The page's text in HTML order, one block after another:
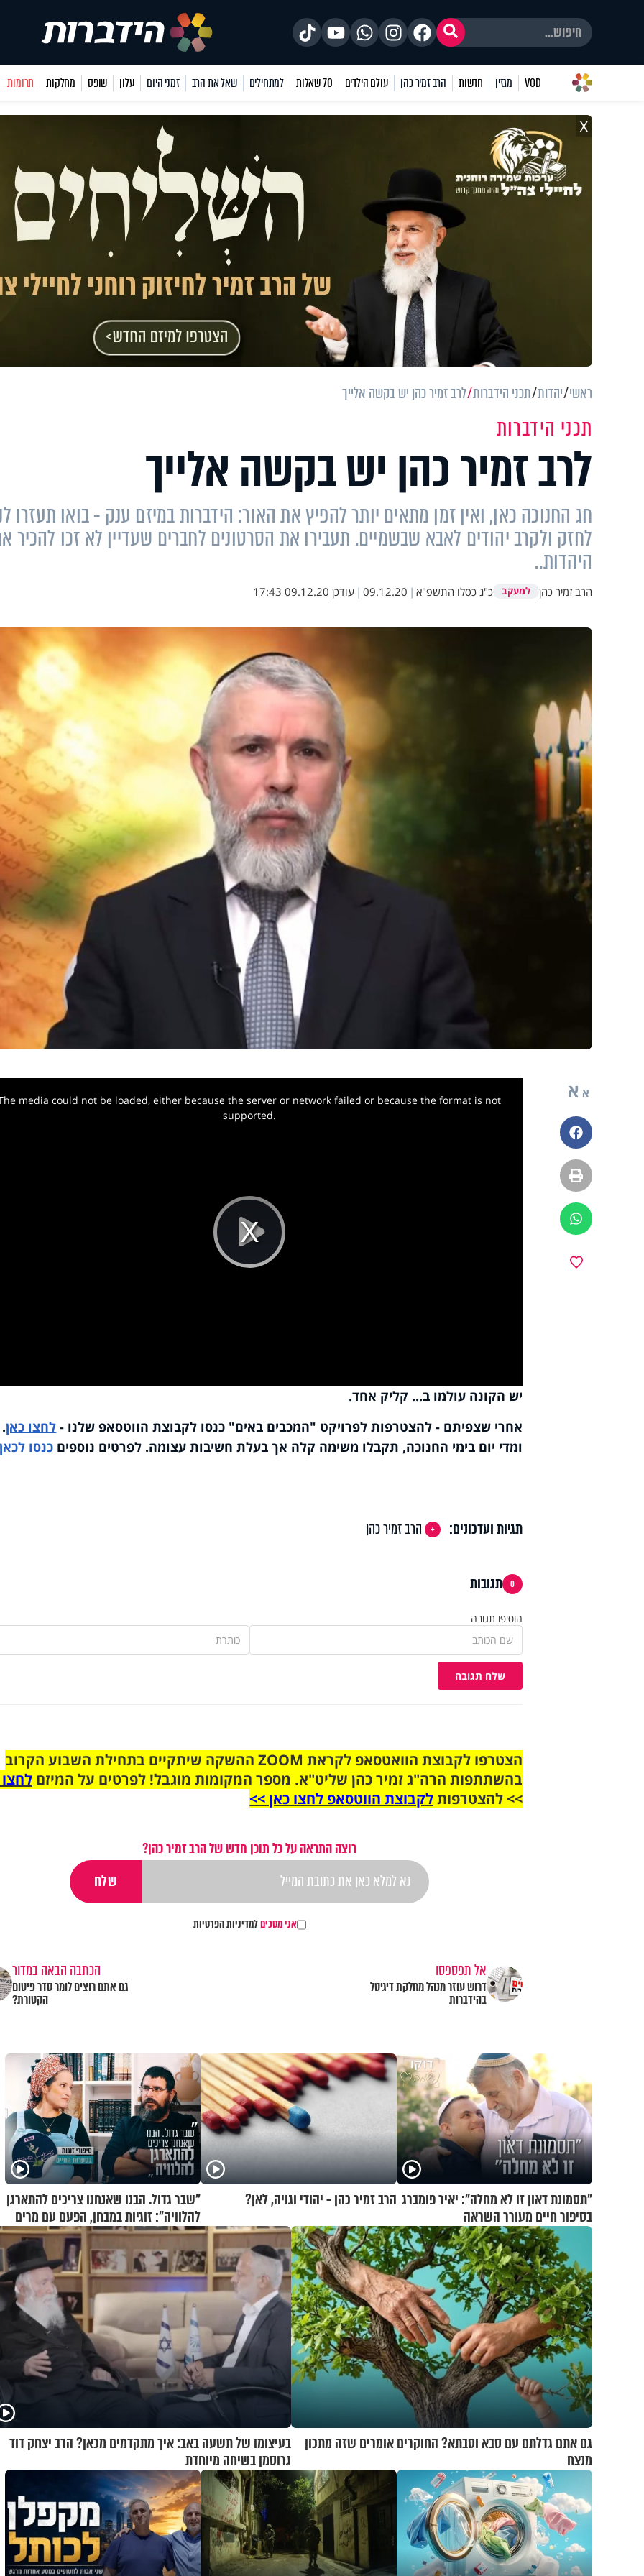
VOD מגזין חדשות הרב זמיר כהן עולם הילדים 70 שאלות למתחילים שאל את הרב זמני היום עלון שופס מחלקות תרומות
X
ראשי יהדות תכני הידברות לרב זמיר כהן יש בקשה אלייך
תכני הידברות
לרב זמיר כהן יש בקשה אלייך
חג החנוכה כאן, ואין זמן מתאים יותר להפיץ את האור: הידברות במיזם ענק - בואו תעזרו
לחזק ולקרב יהודים לאבא שבשמיים. תעבירו את הסרטונים לחברים שעדיין לא זכו להכיר
היהדות..
הרב זמיר כהן למעקב כ"ג כסלו התשפ"א |
09.12.20
| עודכן 09.12.20 17:43
א א
פייסבוק
הדפסה
ווטסאפ
Play
media could not be loaded, either because the server or network failed or because the format is not
supported.
יש הקונה עולמו ב... קליק אחד.
אחרי שצפיתם - להצטרפות לפרויקט "המכבים באים" כנסו לקבוצת הווטסאפ שלנו - לחצו כאן.
ומדי יום בימי החנוכה, תקבלו משימה קלה אך בעלת חשיבות עצומה. לפרטים נוספים כנסו לכאן
תגיות ועדכונים: הרב זמיר כהן
0 תגובות
הוסיפו תגובה
שלח תגובה
הצטרפו לקבוצת הוואטסאפ לקראת ZOOM ההשקה שיתקיים בתחילת השבוע הקרוב
בהשתתפות הרה"ג זמיר כהן שליט"א. מספר המקומות מוגבל! לפרטים על המיזם
>> להצטרפותלקבוצת הווטסאפ לחצו כאן >>
רוצה התראה על כל תוכן חדש של הרב זמיר כהן?
אני מסכיםלמדיניות הפרטיות
אל תפספסו
דרוש עוזר מנהל מחלקת דיגיטל
בהידברות
הכתבה הבאה במדור
גם אתם רוצים לומר סדר פיטום
הקטורת?
"תסמונת דאון זו לא מחלה": יאיר פומברג
בסיפור חיים מעורר השראה
הרב זמיר כהן - יהודי וגויה, לאן?
"שבר גדול. הבנו שאנחנו צריכים להתארגן
להלוויה": זוגיות במבחן, הפעם עם מרים
וגד דנינו
גם אתם גדלתם עם סבא וסבתא? החוקרים אומרים שזה מתכון
מנצח
בעיצומו של תשעה באב: איך מתקדמים מכאן? הרב יצחק דוד
גרוסמן בשיחה מיוחדת